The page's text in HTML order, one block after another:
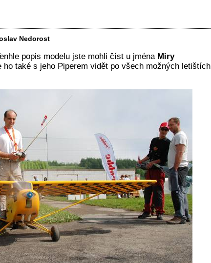
Nedorost
popis modelu jste mohli číst u jména Miry
také s jeho Piperem vidět po všech možných letištích